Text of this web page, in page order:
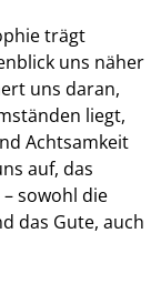
trägt
uns näher
uns daran,
liegt,
Achtsamkeit
auf, das
sowohl die
das Gute, auch